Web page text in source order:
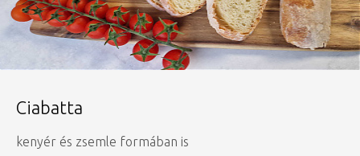
Ciabatta
kenyér és zsemle formában is